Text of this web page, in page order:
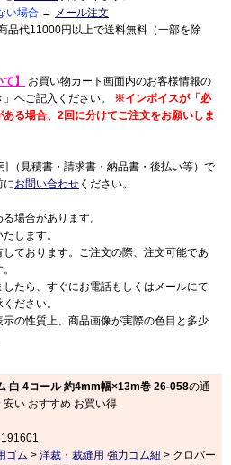
い場合 → メール注文
品代11000円以上で送料無料（一部を除
】
お買い物カート画面内のお客様情報の
へご記入ください。 ※インボイスが「必
る場合、2回に分けてご注文をお願いしま
（見積書・請求書・納品書・後払い等）で
にお問い合わせ ください。
場合があります。
します。
ております。ご注文の際、注文可能であ
たら、すぐにお電話もしくはメールにて
ださい。
の性質上、商品画像が実際の色目と多少
白 4コール 約4mm幅×13m巻 26-058の通
い おすすめ お買い得
ゴム > 洋裁・裁縫用 強力ゴム紐 > クロバー